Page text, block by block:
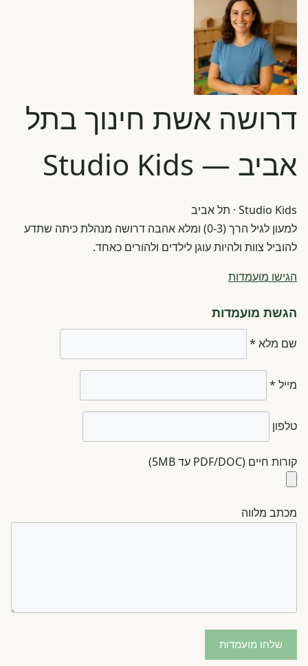
דרושה אשת חינוך בתל
אביב — Studio Kids
Studio Kids · תל אביב
למעון לגיל הרך (0-3) ומלא אהבה דרושה מנהלת כיתה שתדע
להוביל צוות ולהיות עוגן לילדים ולהורים כאחד.
הגישו מועמדות
הגשת מועמדות
שם מלא *
מייל *
טלפון
קורות חיים (PDF/DOC עד 5MB)
מכתב מלווה
שלחו מועמדות